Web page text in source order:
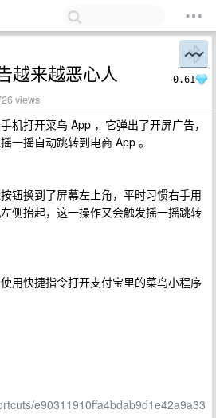
0.61
越来越恶心人
views
机打开菜鸟 App ，它弹出了开屏广告，
一摇自动跳转到电商 App 。
钮换到了屏幕左上角，平时习惯右手用
侧抬起，这一操作又会触发摇一摇跳转
用快捷指令打开支付宝里的菜鸟小程序
e90311910ffa4bdab9d1e42a9a33